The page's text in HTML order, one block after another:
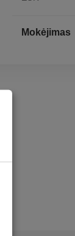
Mokėjimas